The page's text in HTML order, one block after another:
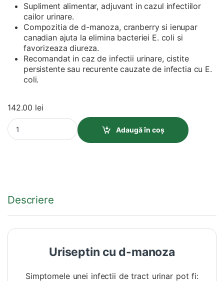
Supliment alimentar, adjuvant in cazul infectiilor
cailor urinare.
Compozitia de d-manoza, cranberry si ienupar
canadian ajuta la elimina bacteriei E. coli si
favorizeaza diureza.
Recomandat in caz de infectii urinare, cistite
persistente sau recurente cauzate de infectia cu E.
coli.
142.00 lei
Uriseptin Cu D-Manoza - 60 Capsule quantity
Adaugă în coș
Descriere
Uriseptin cu d-manoza
Simptomele unei infectii de tract urinar pot fi: